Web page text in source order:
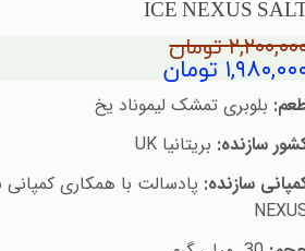
ICE NEXUS
تومان
تومان
بلوبری تمشک لیموناد یخ
سازنده: بریتانیا UK
سازنده: پادسالت با همکاری کمپانی